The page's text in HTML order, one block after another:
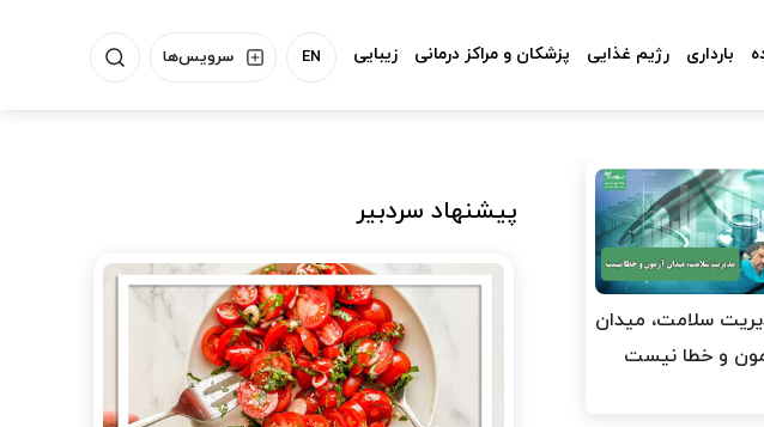
سرویس‌ها EN بارداری رژیم غذایی پزشکان و مراکز درمانی زیبایی
سلامت، میدان
و خطا نیست
پیشنهاد سردبیر